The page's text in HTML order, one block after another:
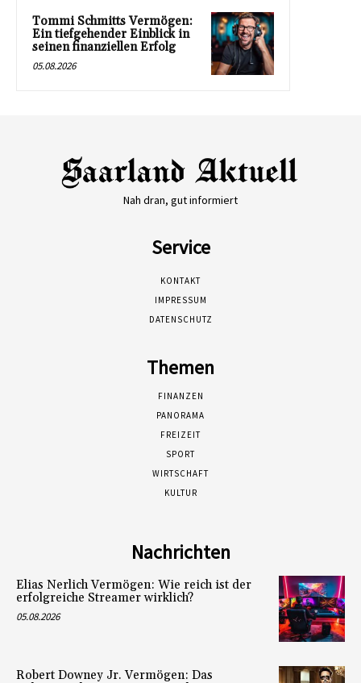
Tommi Schmitts Vermögen:
Ein tiefgehender Einblick in
seinen finanziellen Erfolg
05.08.2026
Nah dran, gut informiert
Service
KONTAKT
IMPRESSUM
DATENSCHUTZ
Themen
FINANZEN
PANORAMA
FREIZEIT
SPORT
WIRTSCHAFT
KULTUR
Nachrichten
Elias Nerlich Vermögen: Wie reich ist der
erfolgreiche Streamer wirklich?
05.08.2026
Robert Downey Jr. Vermögen: Das